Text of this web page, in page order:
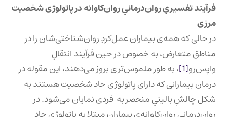
فرآیند تفسیریِ روان‌درمانیِ روان‌کاوانه در پاتولوژی شخصیت
مرزی
در حالی که همه‌‌ی بیماران عمل‌کردِ روان‌شناختی‌شان را در
مناطق متعارض، به خصوص در حین فرآیند انتقالِ
واپس‌رو[1] ، به طور ملموس‌تری بروز می‌دهند، این مقوله در
درمان بیمارانی که دارای پاتولوژی حاد شخصیت هستند به
شکل چالشِ بالینیِ منحصر به فردی نمایان می‌شود. در